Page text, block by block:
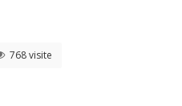
768 visite